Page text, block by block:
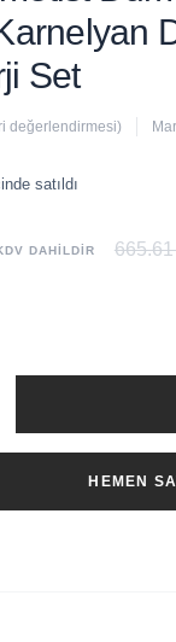
Set
değerlendirmesi)
satıldı
DAHİLDİR
HEMEN